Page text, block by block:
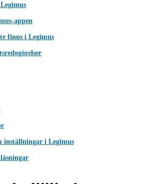
appen
finns i Legimus
inställningar i Legimus